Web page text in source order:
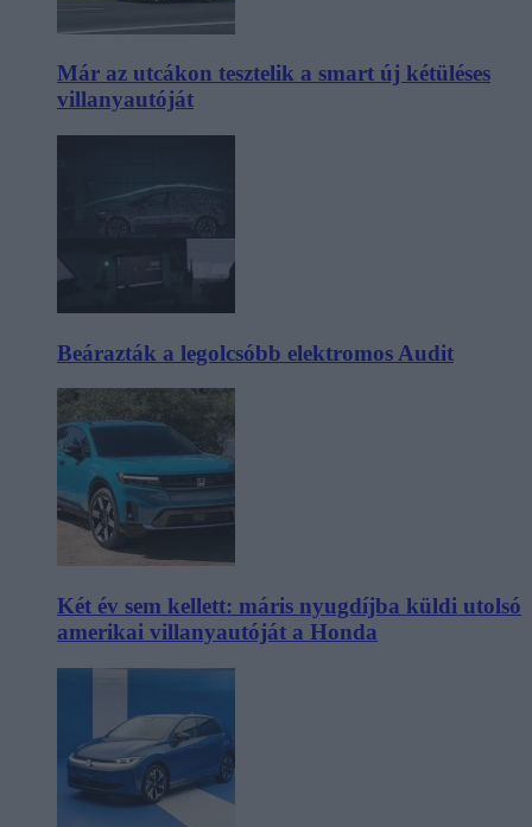
Már az utcákon tesztelik a smart új kétüléses
villanyautóját
Beárazták a legolcsóbb elektromos Audit
Két év sem kellett: máris nyugdíjba küldi utolsó
amerikai villanyautóját a Honda